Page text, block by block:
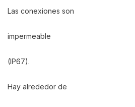
Las conexiones son
impermeable
(IP67).
Hay alrededor de